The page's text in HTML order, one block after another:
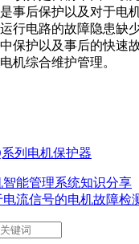
事后保护以及对于电
行电路的故障隐患缺
保护以及事后的快速
机综合维护管理。
列电机保护器
智能管理系统知识分享
电流信号的电机故障检